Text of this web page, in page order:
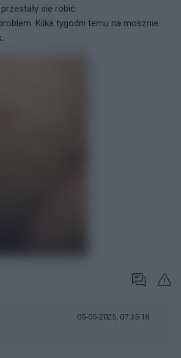
siẹ robić.
Kilka tygodni temu na mosznie
05-05-2025, 07:35:18